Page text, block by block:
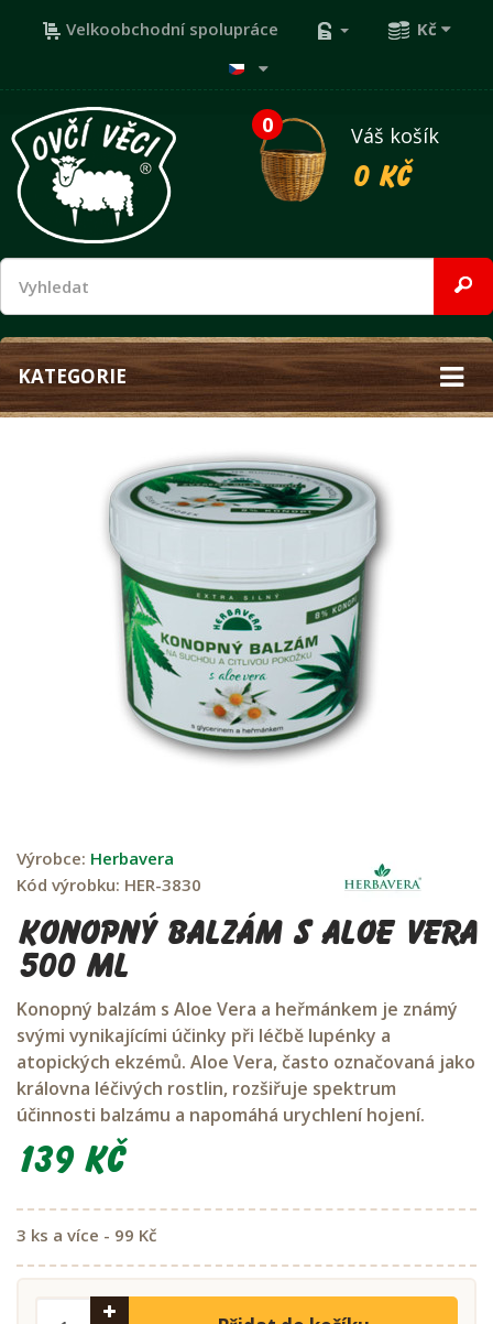
Velkoobchodní spolupráce Kč
0
Váš košík
0 Kč
KATEGORIE
Výrobce: Herbavera
Kód výrobku: HER-3830
konopný balzám s aloe vera
500 ml
Konopný balzám s Aloe Vera a heřmánkem je známý
svými vynikajícími účinky při léčbě lupénky a
atopických ekzémů. Aloe Vera, často označovaná jako
královna léčivých rostlin, rozšiřuje spektrum
účinnosti balzámu a napomáhá urychlení hojení.
139 Kč
3 ks a více - 99 Kč